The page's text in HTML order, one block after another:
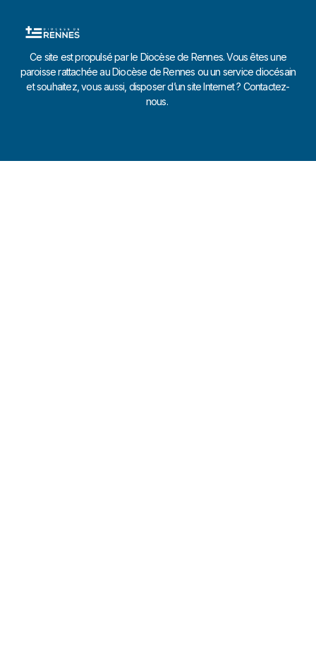
Ce site est propulsé par le Diocèse de Rennes. Vous êtes une
paroisse rattachée au Diocèse de Rennes ou un service diocésain
et souhaitez, vous aussi, disposer d’un site Internet ? Contactez-
nous.